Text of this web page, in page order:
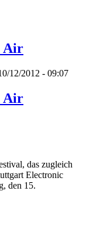
Air
12/2012 - 09:07
Air
das zugleich
Electronic
den 15.